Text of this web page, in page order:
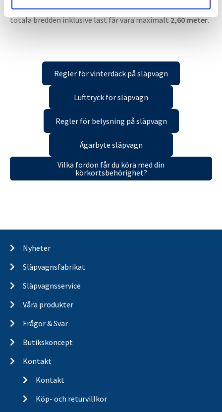
komma ihåg är att föralladessa fordon gäller att den
totala bredden inklusive last får vara maximalt2,60 meter.
Regler för vinterdäck på släpvagn
Lufttryck för släpvagn
Regler för belysning på släpvagn
Ägarbyte släpvagn
Vilka fordon får du köra med din
körkortsbehörighet?
Nyheter
Släpvagnsfabrikat
Släpvagnsservice
Våra produkter
Frågor & Svar
Butikskoncept
Kontakt
Kontakt
Köp- och returvillkor